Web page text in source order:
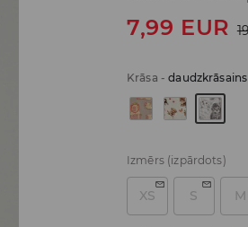
7,99 EUR
Krāsa -daudzkrāsains
Izmērs (izpārdots)
XS S M